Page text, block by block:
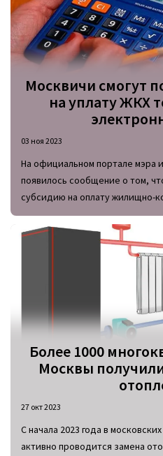
Москвичи смогут
на уплату ЖКХ
03 ноя 2023
На официальном портале мэра
появилось сообщение о том,
субсидию на оплату жилищно-
электронном виде на сайте
Более 1000
Москвы
27 окт 2023
С начала 2023 года в
активно проводится замена